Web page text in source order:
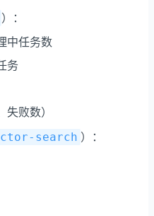
）：
中任务数
务
败数）
search ）：